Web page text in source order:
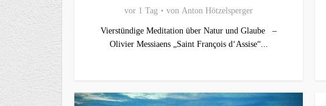
vor 1 Tag von Anton Hötzelsperger
Vierstündige Meditation über Natur und Glaube –
Olivier Messiaens „Saint François d‘Assise“...